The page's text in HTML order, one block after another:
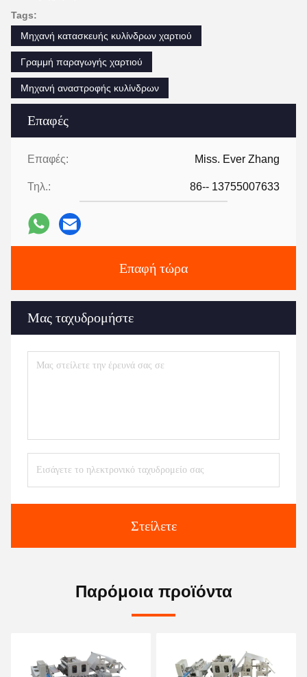
Επαφές
Επαφές: Miss. Ever Zhang
Τηλ.: 86-- 13755007633
Επαφή τώρα
Μας ταχυδρομήστε
Στείλετε
Tags:
Μηχανή κατασκευής κυλίνδρων χαρτιού
Γραμμή παραγωγής χαρτιού
Μηχανή αναστροφής κυλίνδρων
Παρόμοια προϊόντα